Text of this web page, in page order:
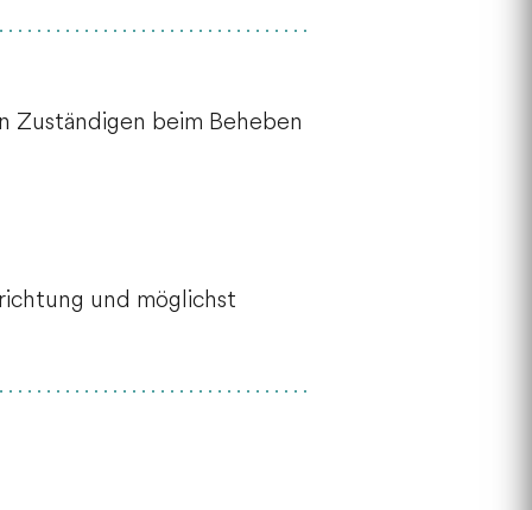
Zuständigen beim Beheben
und möglichst